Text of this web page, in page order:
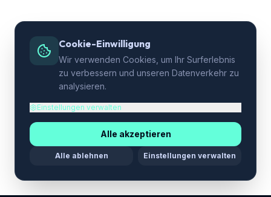
Cookie-Einwilligung
Wir verwenden Cookies, um Ihr Surferlebnis
zu verbessern und unseren Datenverkehr zu
analysieren.
Einstellungen verwalten
Alle akzeptieren
Alle ablehnen Einstellungen verwalten